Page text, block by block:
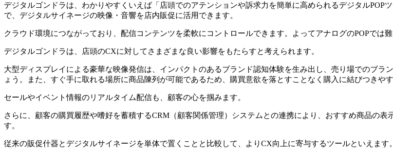
デジタルゴンドラは、わかりやすくいえば「店頭でのアテンションや訴求力を簡単に高められるデジタルPOP
で、デジタルサイネージの映像・音響を店内販促に活用できます。
クラウド環境につながっており、配信コンテンツを柔軟にコントロールできます。よってアナログのPOPでは
デジタルゴンドラは、店頭のCXに対してさまざまな良い影響をもたらすと考えられます。
大型ディスプレイによる豪華な映像発信は、インパクトのあるブランド認知体験を生み出し、売り場でのブ
ょう。また、すぐ手に取れる場所に商品陳列が可能であるため、購買意欲を落とすことなく購入に結びつきやす
セールやイベント情報のリアルタイム配信も、顧客の心を掴みます。
さらに、顧客の購買履歴や嗜好を蓄積するCRM（顧客関係管理）システムとの連携により、おすすめ商品の
す。
従来の販促什器とデジタルサイネージを単体で置くことと比較して、よりCX向上に寄与するツールといえます。